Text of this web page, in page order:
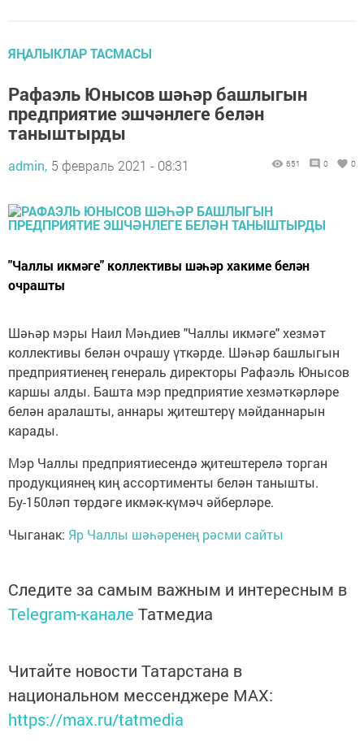
ЯҢАЛЫКЛАР ТАСМАСЫ
Рафаэль Юнысов шәһәр башлыгын
предприятие эшчәнлеге белән
таныштырды
admin, 5 февраль 2021 - 08:31 651 0 0
"Чаллы икмәге" коллективы шәһәр хакиме белән
очрашты
Шәһәр мэры Наил Мәһдиев "Чаллы икмәге" хезмәт
коллективы белән очрашу үткәрде. Шәһәр башлыгын
предприятиенең генераль директоры Рафаэль Юнысов
каршы алды. Башта мэр предприятие хезмәткәрләре
белән аралашты, аннары җитештерү мәйданнарын
карады.
Мэр Чаллы предприятиесендә җитештерелә торган
продукциянең киң ассортименты белән танышты.
Бу-150ләп төрдәге икмәк-күмәч әйберләре.
Чыганак: Яр Чаллы шәһәренең рәсми сайты
Следите за самым важным и интересным в
Telegram-канале Татмедиа
Читайте новости Татарстана в
национальном мессенджере MАХ:
https://max.ru/tatmedia